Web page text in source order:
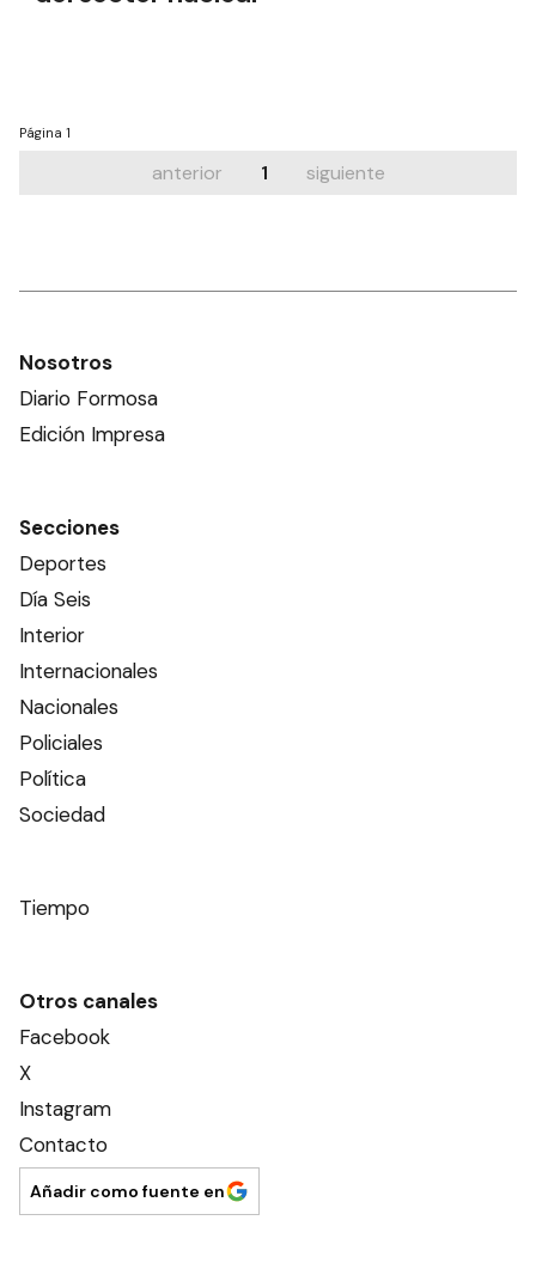
Página 1
anterior 1 siguiente
Nosotros
Diario Formosa
Edición Impresa
Secciones
Deportes
Día Seis
Interior
Internacionales
Nacionales
Policiales
Política
Sociedad
Tiempo
Otros canales
Facebook
X
Instagram
Contacto
Añadir como fuente en